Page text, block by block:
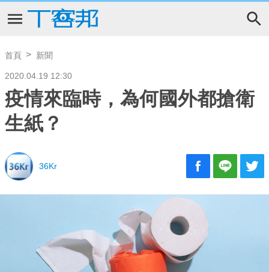
首頁 新聞
2020.04.19 12:30
疫情來臨時，為何國外都搶衛
生紙？
36Kr